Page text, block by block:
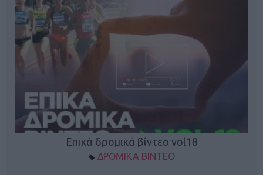
Επικά δρομικά βίντεο vol18
ΔΡΟΜΙΚΑ ΒΙΝΤΕΟ